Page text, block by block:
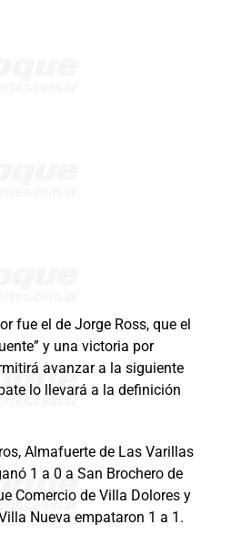
fue el de Jorge Ross, que el
y una victoria por
avanzar a la siguiente
lo llevará a la definición
Almafuerte de Las Varillas
1 a 0 a San Brochero de
Comercio de Villa Dolores y
Nueva empataron 1 a 1.